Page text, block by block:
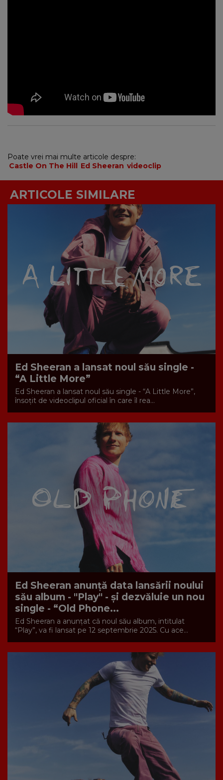
Poate vrei mai multe articole despre:
Castle On The Hill Ed Sheeran videoclip
ARTICOLE SIMILARE
Ed Sheeran a lansat noul său single -
“A Little More”
Ed Sheeran a lansat noul său single - “A Little More”,
însoțit de videoclipul oficial în care îl rea...
Ed Sheeran anunță data lansării noului
său album - "Play" - și dezvăluie un nou
single - “Old Phone...
Ed Sheeran a anunțat că noul său album, intitulat
“Play”, va fi lansat pe 12 septembrie 2025. Cu ace...